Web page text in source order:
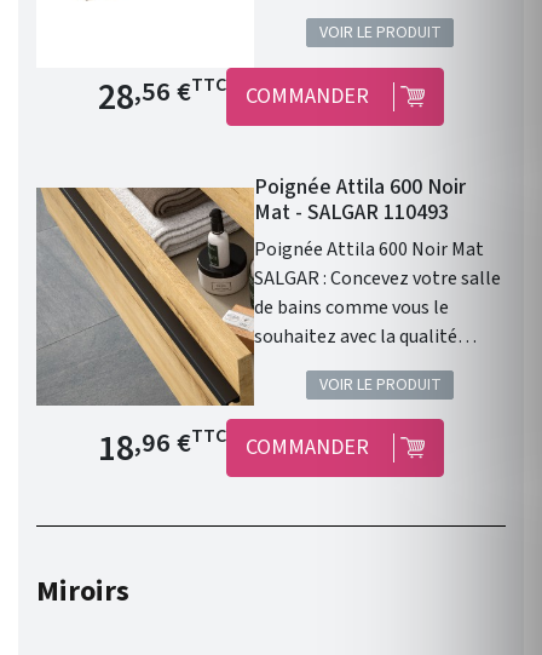
VOIR LE PRODUIT
Prix de base
28,56 €TTC COMMANDER
Poignée Attila 600 Noir
Mat - SALGAR 110493
Poignée Attila 600 Noir Mat
SALGAR : Concevez votre salle
de bains comme vous le
souhaitez avec la qualité
Salgar !
VOIR LE PRODUIT
Prix de base
18,96 €TTC COMMANDER
Miroirs